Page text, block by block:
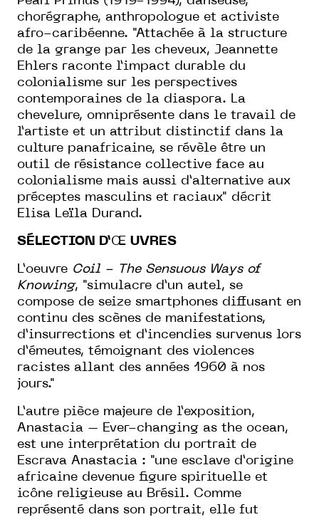
chorégraphe, anthropologue et activiste
afro-caribéenne. "Attachée à la structure
de la grange par les cheveux, Jeannette
Ehlers raconte l’impact durable du
colonialisme sur les perspectives
contemporaines de la diaspora. La
chevelure, omniprésente dans le travail de
l’artiste et un attribut distinctif dans la
culture panafricaine, se révèle être un
outil de résistance collective face au
colonialisme mais aussi d’alternative aux
préceptes masculins et raciaux" décrit
Elisa Leïla Durand.
SÉLECTION D’Œ UVRES
L’oeuvre Coil - The Sensuous Ways of
Knowing, "simulacre d’un autel, se
compose de seize smartphones diffusant en
continu des scènes de manifestations,
d’insurrections et d’incendies survenus lors
d’émeutes, témoignant des violences
racistes allant des années 1960 à nos
jours."
L’autre pièce majeure de l’exposition,
Anastacia – Ever-changing as the ocean,
est une interprétation du portrait de
Escrava Anastacia : "une esclave d’origine
africaine devenue figure spirituelle et
icône religieuse au Brésil. Comme
représenté dans son portrait, elle fut